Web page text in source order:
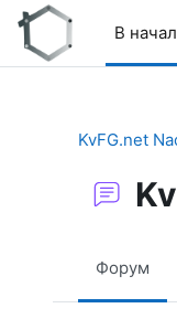
Перейти к основному
В
KvFG.net
Форум